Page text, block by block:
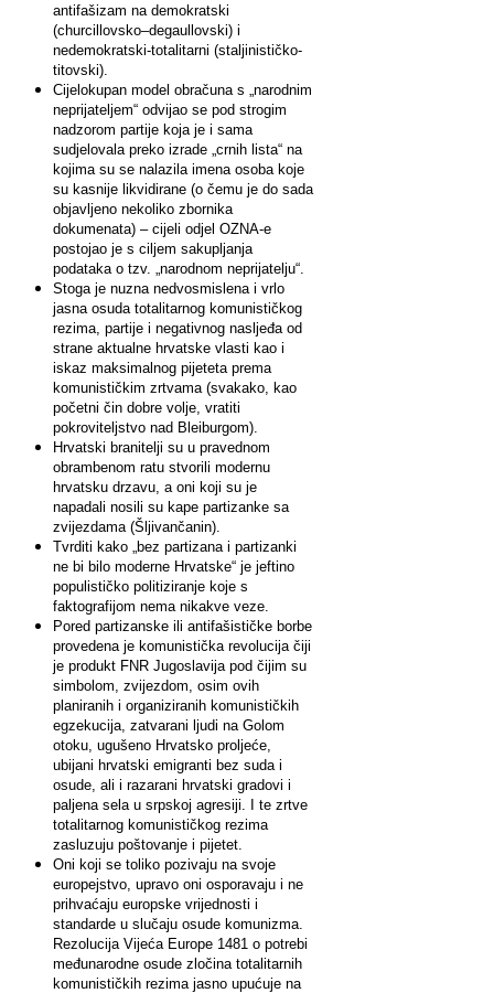
antifašizam na demokratski
(churcillovsko–degaullovski) i
nedemokratski-totalitarni (staljinističko-
titovski).
Cijelokupan model obračuna s „narodnim
neprijateljem“ odvijao se pod strogim
nadzorom partije koja je i sama
sudjelovala preko izrade „crnih lista“ na
kojima su se nalazila imena osoba koje
su kasnije likvidirane (o čemu je do sada
objavljeno nekoliko zbornika
dokumenata) – cijeli odjel OZNA-e
postojao je s ciljem sakupljanja
podataka o tzv. „narodnom neprijatelju“.
Stoga je nuzna nedvosmislena i vrlo
jasna osuda totalitarnog komunističkog
rezima, partije i negativnog nasljeđa od
strane aktualne hrvatske vlasti kao i
iskaz maksimalnog pijeteta prema
komunističkim zrtvama (svakako, kao
početni čin dobre volje, vratiti
pokroviteljstvo nad Bleiburgom).
Hrvatski branitelji su u pravednom
obrambenom ratu stvorili modernu
hrvatsku drzavu, a oni koji su je
napadali nosili su kape partizanke sa
zvijezdama (Šljivančanin).
Tvrditi kako „bez partizana i partizanki
ne bi bilo moderne Hrvatske“ je jeftino
populističko politiziranje koje s
faktografijom nema nikakve veze.
Pored partizanske ili antifašističke borbe
provedena je komunistička revolucija čiji
je produkt FNR Jugoslavija pod čijim su
simbolom, zvijezdom, osim ovih
planiranih i organiziranih komunističkih
egzekucija, zatvarani ljudi na Golom
otoku, ugušeno Hrvatsko proljeće,
ubijani hrvatski emigranti bez suda i
osude, ali i razarani hrvatski gradovi i
paljena sela u srpskoj agresiji. I te zrtve
totalitarnog komunističkog rezima
zasluzuju poštovanje i pijetet.
Oni koji se toliko pozivaju na svoje
europejstvo, upravo oni osporavaju i ne
prihvaćaju europske vrijednosti i
standarde u slučaju osude komunizma.
Rezolucija Vijeća Europe 1481 o potrebi
međunarodne osude zločina totalitarnih
komunističkih rezima jasno upućuje na